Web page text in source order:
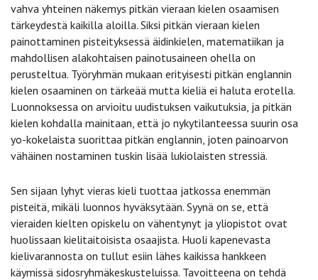
vahva yhteinen näkemys pitkän vieraan kielen osaamisen
tärkeydestä kaikilla aloilla. Siksi pitkän vieraan kielen
painottaminen pisteityksessä äidinkielen, matematiikan ja
mahdollisen alakohtaisen painotusaineen ohella on
perusteltua. Työryhmän mukaan erityisesti pitkän englannin
kielen osaaminen on tärkeää mutta kieliä ei haluta erotella.
Luonnoksessa on arvioitu uudistuksen vaikutuksia, ja pitkän
kielen kohdalla mainitaan, että jo nykytilanteessa suurin osa
yo-kokelaista suorittaa pitkän englannin, joten painoarvon
vähäinen nostaminen tuskin lisää lukiolaisten stressiä.
Sen sijaan lyhyt vieras kieli tuottaa jatkossa enemmän
pisteitä, mikäli luonnos hyväksytään. Syynä on se, että
vieraiden kielten opiskelu on vähentynyt ja yliopistot ovat
huolissaan kielitaitoisista osaajista. Huoli kapenevasta
kielivarannosta on tullut esiin lähes kaikissa hankkeen
käymissä sidosryhmäkeskusteluissa. Tavoitteena on tehdä